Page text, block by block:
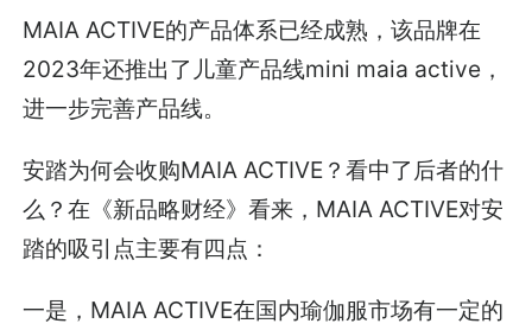
MAIA ACTIVE的产品体系已经成熟，该品牌在
2023年还推出了儿童产品线mini maia active，
进一步完善产品线。
安踏为何会收购MAIA ACTIVE？看中了后者的什
么？在《新品略财经》看来，MAIA ACTIVE对安
踏的吸引点主要有四点：
一是，MAIA ACTIVE在国内瑜伽服市场有一定的